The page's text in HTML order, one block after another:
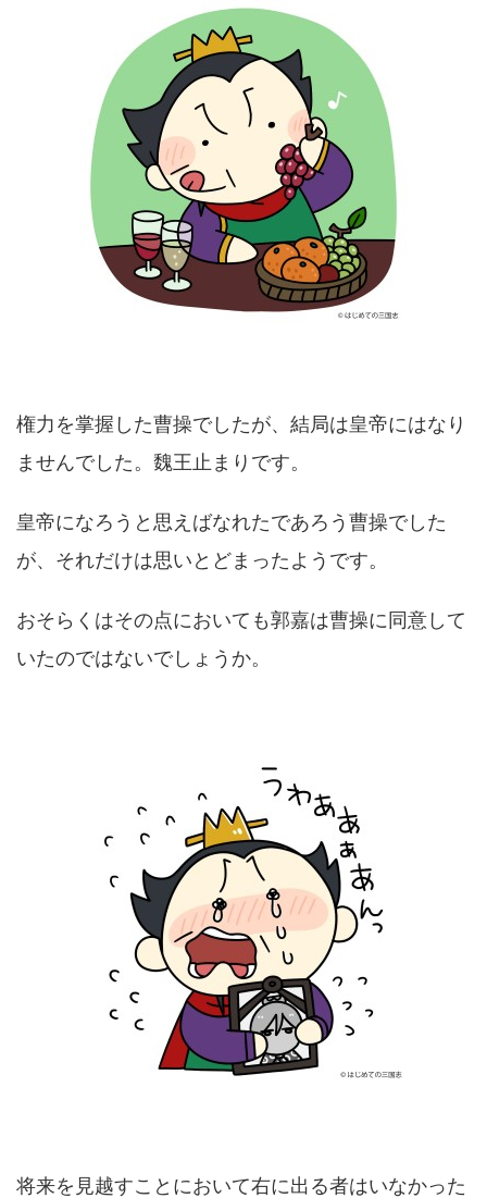
権力を掌握した曹操でしたが、結局は皇帝にはなり
ませんでした。魏王止まりです。
皇帝になろうと思えばなれたであろう曹操でした
が、それだけは思いとどまったようです。
おそらくはその点においても郭嘉は曹操に同意して
いたのではないでしょうか。
将来を見越すことにおいて右に出る者はいなかった